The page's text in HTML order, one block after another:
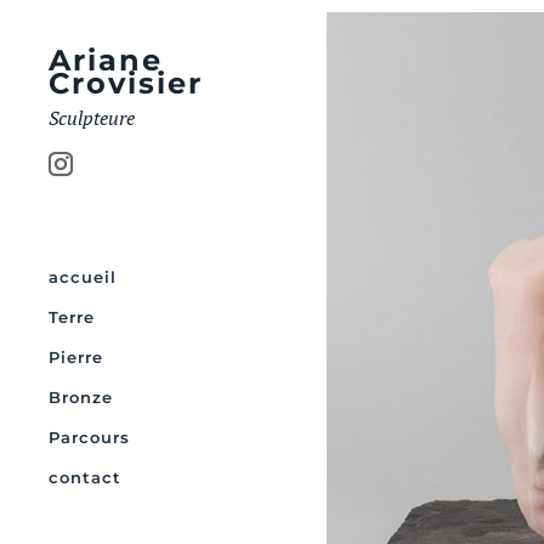
Ariane
Crovisier
Sculpteure
accueil
Terre
Pierre
Bronze
Parcours
contact